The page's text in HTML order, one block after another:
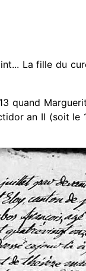
La fille du
quand
an II (soit le